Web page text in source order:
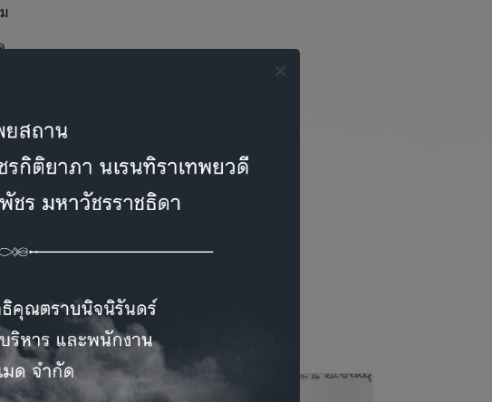
ระกันสังคมดีเด่น
าด COVID นี้ไปด้วยกัน